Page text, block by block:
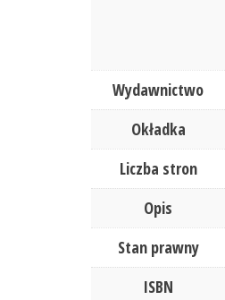
Wydawnictwo
Okładka
Liczba stron
Opis
Stan prawny
ISBN